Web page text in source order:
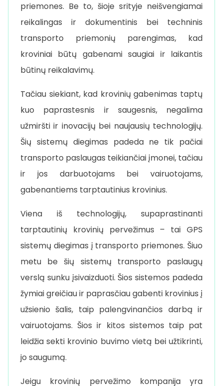
priemones. Be to, šioje srityje neišvengiamai
reikalingas ir dokumentinis bei techninis
transporto priemonių parengimas, kad
kroviniai būtų gabenami saugiai ir laikantis
būtinų reikalavimų.
Tačiau siekiant, kad krovinių gabenimas taptų
kuo paprastesnis ir saugesnis, negalima
užmiršti ir inovacijų bei naujausių technologijų.
Šių sistemų diegimas padeda ne tik pačiai
transporto paslaugas teikiančiai įmonei, tačiau
ir jos darbuotojams bei vairuotojams,
gabenantiems tarptautinius krovinius.
Viena iš technologijų, supaprastinanti
tarptautinių krovinių pervežimus – tai GPS
sistemų diegimas į transporto priemones. Šiuo
metu be šių sistemų transporto paslaugų
verslą sunku įsivaizduoti. Šios sistemos padeda
žymiai greičiau ir paprasčiau gabenti krovinius į
užsienio šalis, taip palengvinančios darbą ir
vairuotojams. Šios ir kitos sistemos taip pat
leidžia sekti krovinio buvimo vietą bei užtikrinti,
jo saugumą.
Jeigu krovinių pervežimo kompanija yra